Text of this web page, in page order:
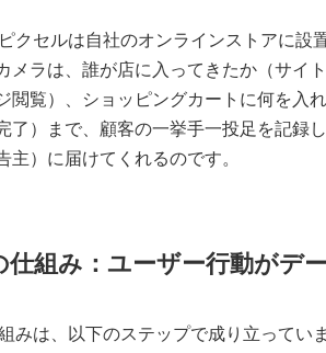
クセルは自社のオンラインストアに設
メラは、誰が店に入ってきたか（サイ
閲覧）、ショッピングカートに何を入
了）まで、顧客の一挙手一投足を記録
主）に届けてくれるのです。
仕組み：ユーザー行動がデ
みは、以下のステップで成り立ってい